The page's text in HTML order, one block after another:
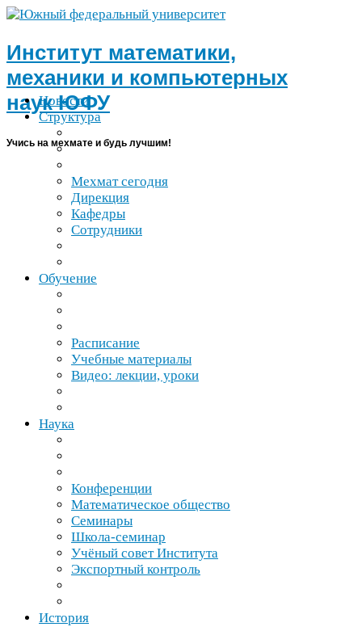
Институт математики,
механики и компьютерных
наукЮФУ
Учись на мехмате и будь лучшим!
Новости
Структура
Мехмат сегодня
Дирекция
Кафедры
Сотрудники
Обучение
Расписание
Учебные материалы
Видео: лекции, уроки
Наука
Конференции
Математическое общество
Семинары
Школа-​семинар
Учёный совет Института
Экспортный контроль
История